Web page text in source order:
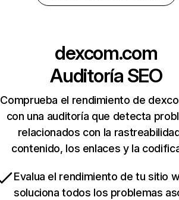
dexcom.com
Auditoría SEO
Comprueba el rendimiento de
con una auditoría que detecta
relacionados con la
contenido, los enlaces y la
Evalua el rendimiento de tu sitio
soluciona todos los problemas